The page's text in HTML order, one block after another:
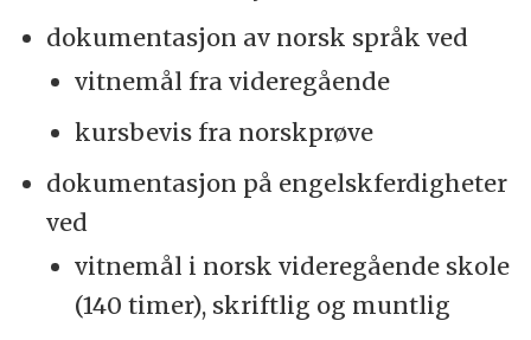
dokumentasjon av norsk språk ved
vitnemål fra videregående
kursbevis fra norskprøve
dokumentasjon på engelskferdigheter
ved
vitnemål i norsk videregående skole
(140 timer), skriftlig og muntlig